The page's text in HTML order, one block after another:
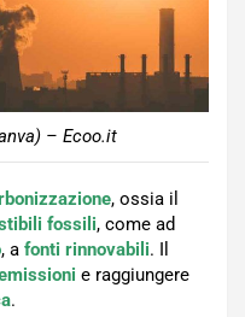
– Ecoo.it
, ossia il
fossili, come ad
, a fonti rinnovabili. Il
e raggiungere
.